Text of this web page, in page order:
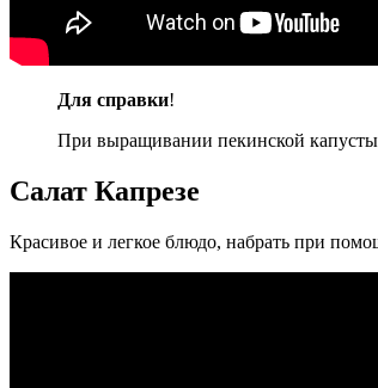
Для справки!
При выращивании пекинской капусты
Салат Капрезе
Красивое и легкое блюдо, набрать при